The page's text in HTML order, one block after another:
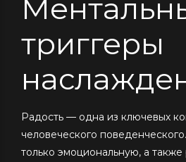
триггеры
Радость — одна из ключевых
человеческого
только эмоциональную, а